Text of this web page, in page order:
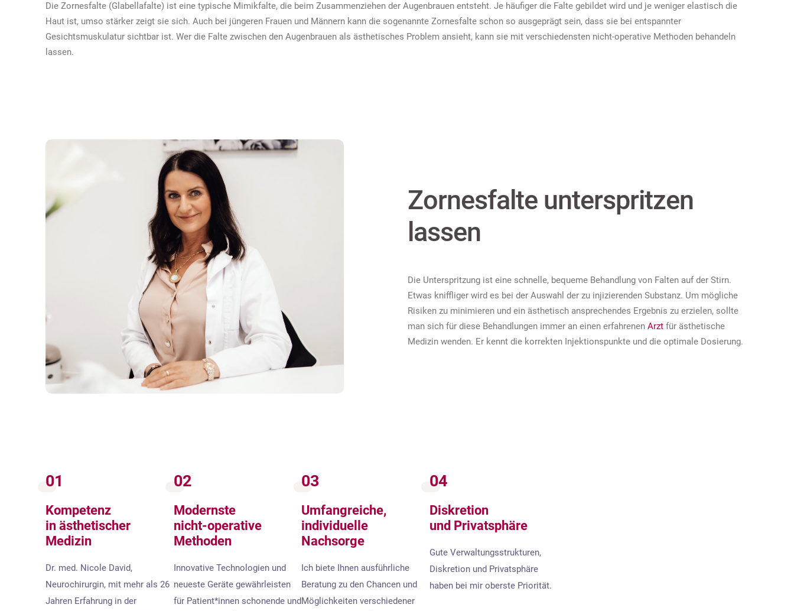
Die Zornesfalte (Glabellafalte) ist eine typische Mimikfalte, die beim Zusammenziehen der Augenbrauen entsteht. Je häufiger die Falte gebildet wird und je weniger elastisch die
Haut ist, umso stärker zeigt sie sich. Auch bei jüngeren Frauen und Männern kann die sogenannte Zornesfalte schon so ausgeprägt sein, dass sie bei entspannter
Gesichtsmuskulatur sichtbar ist. Wer die Falte zwischen den Augenbrauen als ästhetisches Problem ansieht, kann sie mit verschiedensten nicht-operative Methoden behandeln
lassen.
Zornesfalte unterspritzen
lassen
Die Unterspritzung ist eine schnelle, bequeme Behandlung von Falten auf der Stirn.
Etwas kniffliger wird es bei der Auswahl der zu injizierenden Substanz. Um mögliche
Risiken zu minimieren und ein ästhetisch ansprechendes Ergebnis zu erzielen, sollte
man sich für diese Behandlungen immer an einen erfahrenenArzt für ästhetische
Medizin wenden. Er kennt die korrekten Injektionspunkte und die optimale Dosierung.
01
Kompetenz
in ästhetischer
Medizin
Dr. med. Nicole David,
Neurochirurgin, mit mehr als 26
Jahren Erfahrung in der
02
Modernste
nicht-operative
Methoden
Innovative Technologien und
neueste Geräte gewährleisten
für Patient*innen schonende und
03
Umfangreiche,
individuelle
Nachsorge
Ich biete Ihnen ausführliche
Beratung zu den Chancen und
Möglichkeiten verschiedener
04
Diskretion
und Privatsphäre
Gute Verwaltungsstrukturen,
Diskretion und Privatsphäre
haben bei mir oberste Priorität.